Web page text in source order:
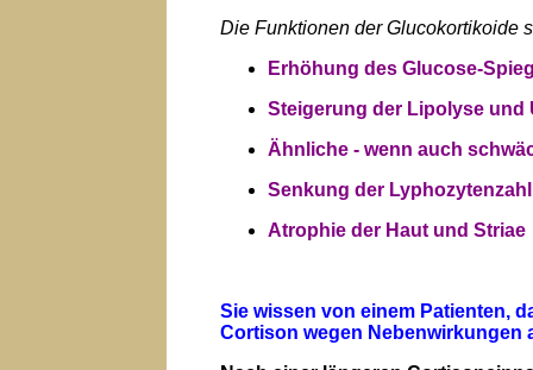
Die Funktionen der Glucokortikoide
Erhöhung des Glucose-
Steigerung der Lipolyse und
Ähnliche - wenn auch
Senkung der Lyphozytenzahl
Atrophie der Haut und Striae
Sie wissen von einem Patienten,
Cortison wegen Nebenwirkungen